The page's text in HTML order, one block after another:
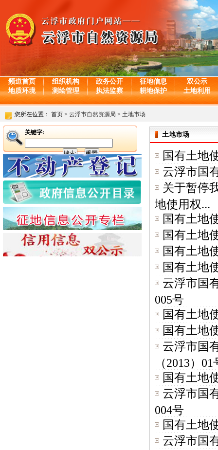
频道首页 组织机构 政务公开 征地信息
双公示
地质环境
测绘管理 执法监察 耕地保护 土地利用
您所在位置： 首页 > 云浮市自然资源局 > 土地市场
关键字: 土地市场
国有土地
云浮市国
关于暂停
地使用权...
国有土地
国有土地
国有土地
国有土地
云浮市国
005号
国有土地
国有土地
云浮市国
（2013）01
国有土地
云浮市国
004号
国有土地
云浮市国